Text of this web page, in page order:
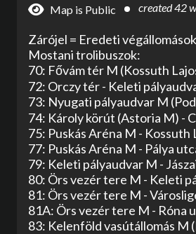
Map is Public created42
Zárójel = Eredeti végállomások
Mostani trolibuszok:
70: Fővám tér M (Kossuth
72: Orczy tér - Keleti
73: Nyugati pályaudvar M
74: Károly körút (Astoria M) -
75: Puskás Aréna M -
77: Puskás Aréna M - Pálya
79: Keleti pályaudvar M -
80: Örs vezér tere M - Keleti
81: Örs vezér tere M -
81A: Örs vezér tere M - Róna
83: Kelenföld vasútállomás M